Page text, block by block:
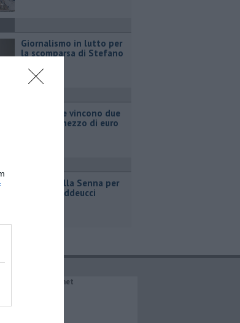
Giornalismo in lutto per
la scomparsa di Stefano
Grattano e vincono due
milioni e mezzo di euro
Due ori nella Senna per
Ginevra Taddeucci
QuiNews.net